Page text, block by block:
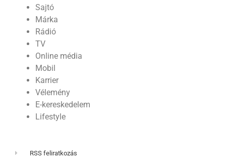
Sajtó
Márka
Rádió
TV
Online média
Mobil
Karrier
Vélemény
E-kereskedelem
Lifestyle
RSS feliratkozás